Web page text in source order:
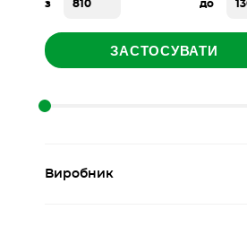
з до
ЗАСТОСУВАТИ
Виробник